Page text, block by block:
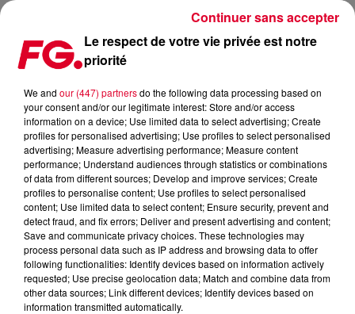
COUP DE COEUR FG : EN MODE NU DISCO, MARTIAL SIMON
Publié : 20 janvier 2026 à 8h09 par Antony HARARI
Le respect de votre vie privée est notre
priorité
We and our (447) partnersdo the following data processing based on
your consent and/or our legitimate interest: Store and/or access
information on a device; Use limited data to select advertising; Create
profiles for personalised advertising; Use profiles to select personalised
advertising; Measure advertising performance; Measure content
performance; Understand audiences through statistics or combinations
of data from different sources; Develop and improve services; Create
profiles to personalise content; Use profiles to select personalised
content; Use limited data to select content; Ensure security, prevent and
detect fraud, and fix errors; Deliver and present advertising and content;
Save and communicate privacy choices. These technologies may
process personal data such as IP address and browsing data to offer
following functionalities: Identify devices based on information actively
requested; Use precise geolocation data; Match and combine data from
other data sources; Link different devices; Identify devices based on
information transmitted automatically.
Continuer sans accepter